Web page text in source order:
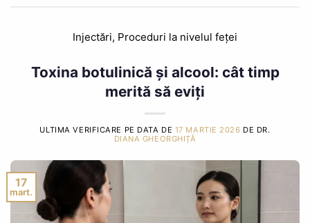
Injectări, Proceduri la nivelul feței
Toxina botulinică și alcool: cât timp
merită să eviți
ULTIMA VERIFICARE PE DATA DE 17 MARTIE 2026 DE DR.
DIANA GHEORGHIȚĂ
17
mart.